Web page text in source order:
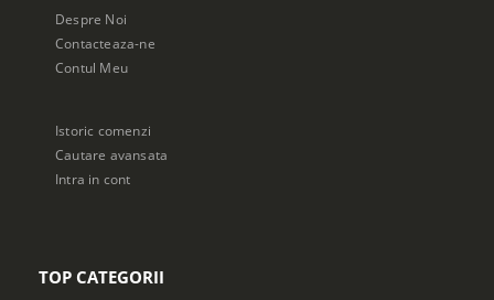
Despre Noi
Contacteaza-ne
Contul Meu
Istoric comenzi
Cautare avansata
Intra in cont
TOP CATEGORII